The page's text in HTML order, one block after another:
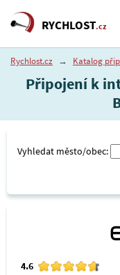
RYCHLOST.cz
Rychlost.cz → Katalog
Připojení k
Vyhledat město/obec:
4.6